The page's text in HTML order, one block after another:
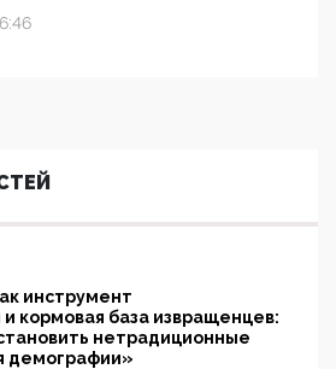
инструмент
кормовая база извращенцев:
нетрадиционные
демографии»